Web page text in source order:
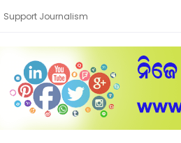
Support Journalism